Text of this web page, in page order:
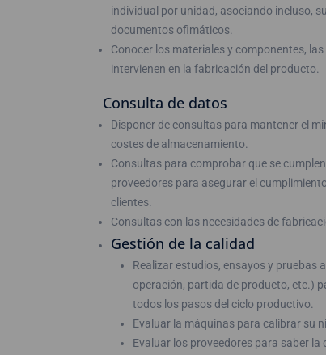
individual por unidad, asociando incluso,
documentos ofimáticos.
Conocer los materiales y componentes,
intervienen en la fabricación del producto.
Consulta de datos
Disponer de consultas para mantener el
costes de almacenamiento.
Consultas para comprobar que se
proveedores para asegurar el
clientes.
Consultas con las necesidades de
Gestión de la calidad
Realizar estudios, ensayos y pruebas
operación, partida de producto, etc.)
todos los pasos del ciclo productivo.
Evaluar la máquinas para calibrar su
Evaluar los proveedores para saber